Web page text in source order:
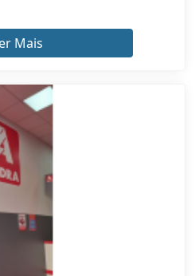
Mais